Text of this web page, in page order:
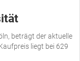
beträgt der aktuelle
liegt bei 629